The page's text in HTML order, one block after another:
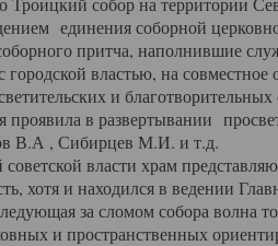
единения соборной
притча, наполнившие
городской властью, на
и
проявила в развертывании
В.А , Сибирцев М.И. и т.д.
власти храм
хотя и находился в ведении
за сломом собора волна
и пространственных